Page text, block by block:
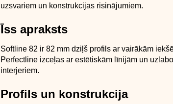
uzsvariem un konstrukcijas risinājumiem.
Īss apraksts
Softline 82 ir 82 mm dziļš profils ar vairākām
Perfectline izceļas ar estētiskām līnijām un
interjeriem.
Profils un konstrukcija